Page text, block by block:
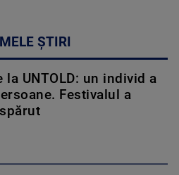
ȘTIRI
la UNTOLD: un individ a
Festivalul a